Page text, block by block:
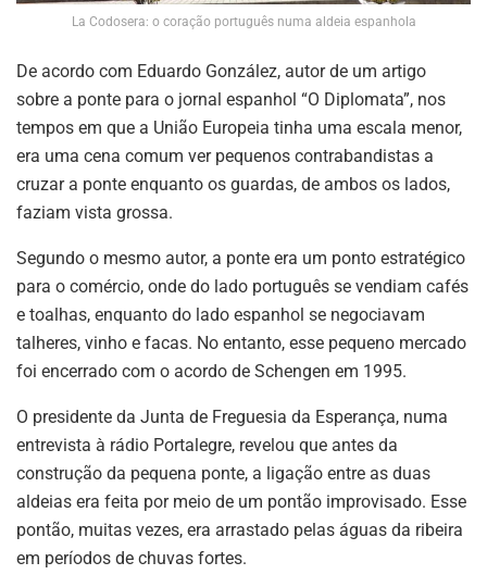
La Codosera: o coração português numa aldeia espanhola
De acordo com Eduardo González, autor de um artigo
sobre a ponte para o jornal espanhol “O Diplomata”, nos
tempos em que a União Europeia tinha uma escala menor,
era uma cena comum ver pequenos contrabandistas a
cruzar a ponte enquanto os guardas, de ambos os lados,
faziam vista grossa.
Segundo o mesmo autor, a ponte era um ponto estratégico
para o comércio, onde do lado português se vendiam cafés
e toalhas, enquanto do lado espanhol se negociavam
talheres, vinho e facas. No entanto, esse pequeno mercado
foi encerrado com o acordo de Schengen em 1995.
O presidente da Junta de Freguesia da Esperança, numa
entrevista à rádio Portalegre, revelou que antes da
construção da pequena ponte, a ligação entre as duas
aldeias era feita por meio de um pontão improvisado. Esse
pontão, muitas vezes, era arrastado pelas águas da ribeira
em períodos de chuvas fortes.